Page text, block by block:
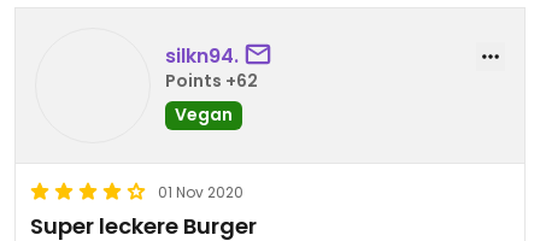
silkn94.
Points +62
Vegan
01 Nov 2020
Super leckere Burger